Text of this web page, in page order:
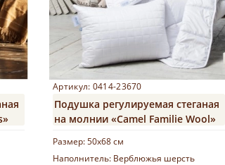
Артикул: 0414-23670
Подушка регулируемая стеганая
на молнии «Camel Familie Wool»
Размер:50х68 см
Наполнитель: Верблюжья шерсть